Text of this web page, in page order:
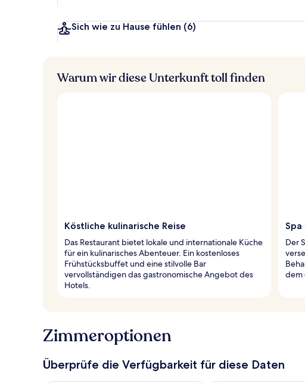
Sich wie zu Hause fühlen (6)
Warum wir diese Unterkunft toll finden
Köstliche kulinarische Reise
Das Restaurant bietet lokale und internationale Küche
für ein kulinarisches Abenteuer. Ein kostenloses
Frühstücksbuffet und eine stilvolle Bar
vervollständigen das gastronomische Angebot des
Hotels.
Spa
Der
dem
Zimmeroptionen
Überprüfe die Verfügbarkeit für diese Daten